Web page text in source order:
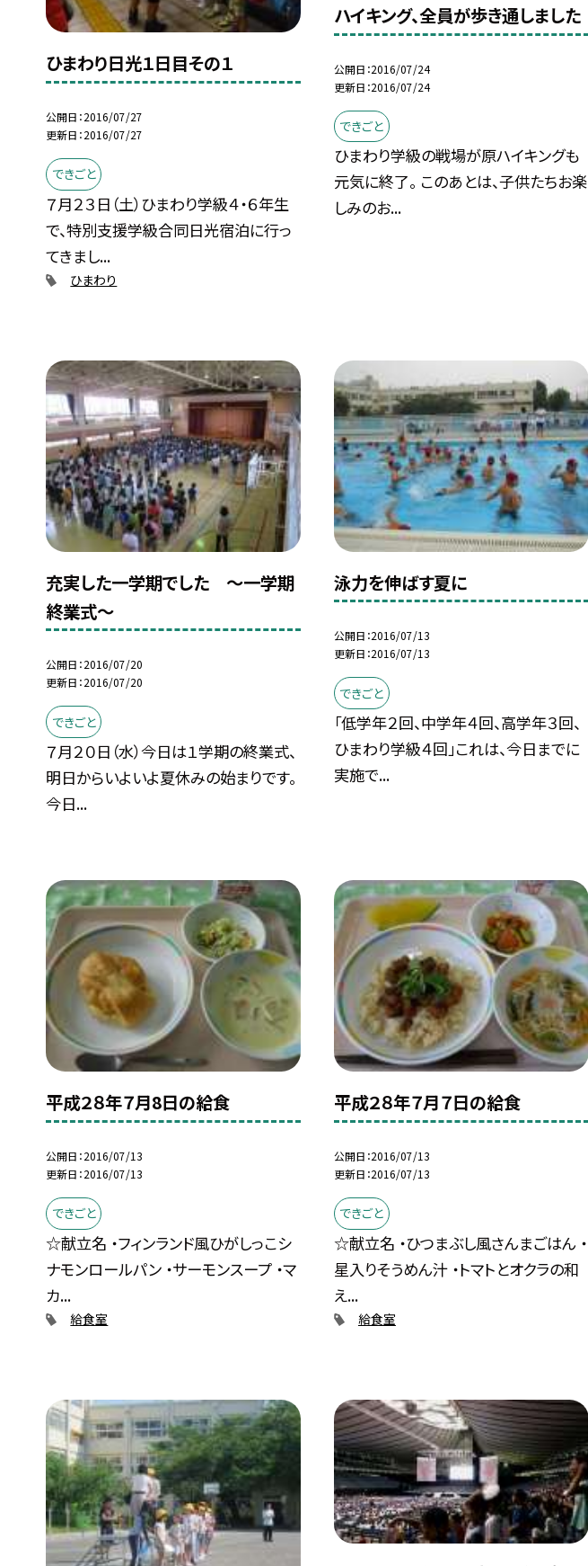
ひまわり日光１日目その１
公開日 2016/07/27
更新日 2016/07/27
できごと
７月２３日（土）ひまわり学級４・６年生
で、特別支援学級合同日光宿泊に行っ
てきまし...
ひまわり
ハイキング、全員が歩き通しました
公開日 2016/07/24
更新日 2016/07/24
できごと
ひまわり学級の戦場が原ハイキングも
元気に終了。 このあとは、子供たちお楽
しみのお...
充実した一学期でした 〜一学期
終業式〜
公開日 2016/07/20
更新日 2016/07/20
できごと
７月２０日（水）今日は１学期の終業式、
明日からいよいよ夏休みの始まりです。
今日...
泳力を伸ばす夏に
公開日 2016/07/13
更新日 2016/07/13
できごと
「低学年２回、中学年４回、高学年３回、
ひまわり学級４回」これは、今日までに
実施で...
平成２８年７月8日の給食
公開日 2016/07/13
更新日 2016/07/13
できごと
☆献立名 ・フィンランド風ひがしっこシ
ナモンロールパン ・サーモンスープ ・マ
カ...
給食室
平成２８年７月７日の給食
公開日 2016/07/13
更新日 2016/07/13
できごと
☆献立名 ・ひつまぶし風さんまごはん ・
星入りそうめん汁 ・トマトとオクラの和
え...
給食室